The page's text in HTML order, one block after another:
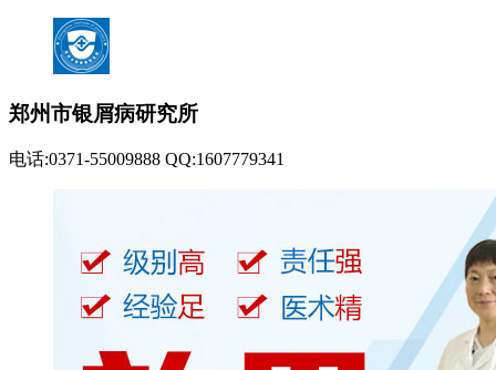
郑州市银屑病研究所
电话:0371-55009888 QQ:1607779341